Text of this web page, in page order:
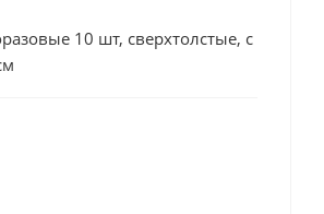
10 шт, сверхтолстые, с